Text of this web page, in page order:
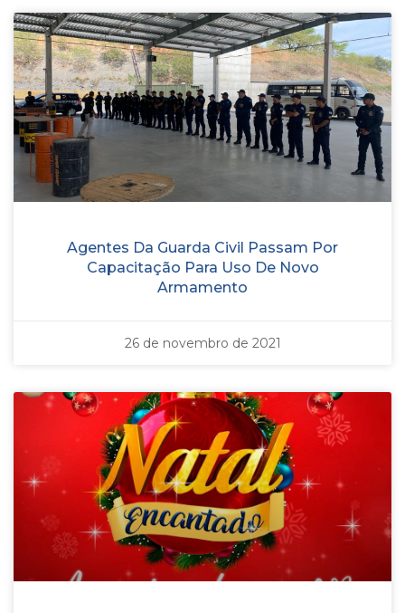
Agentes Da Guarda Civil Passam Por
Capacitação Para Uso De Novo
Armamento
26 de novembro de 2021